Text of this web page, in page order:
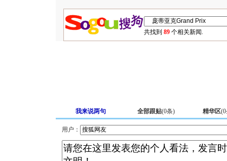
共找到 89 个相关新闻.
我来说两句 全部跟贴(0条) 精华区(0
用户：